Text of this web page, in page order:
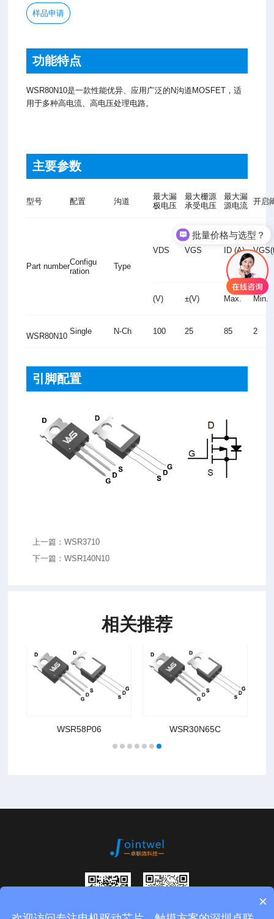
样品申请
功能特点
WSR80N10是一款性能优异、应用广泛的N沟道MOSFET，适
用于多种高电流、高电压处理电路。
主要参数
型号 配置 沟道
最大漏
极电压
最大栅源
承受电压
最大漏
源电流
开启
Part numberConfigu
ration
Type
VDS VGS ID (A)
(V) ±(V) Max. Min.
WSR80N10
Single N-Ch 100 25 85 2
引脚配置
上一篇：WSR3710
下一篇：WSR140N10
相关推荐
WSR58P06 WSR30N65C
批量价格与选型？
×